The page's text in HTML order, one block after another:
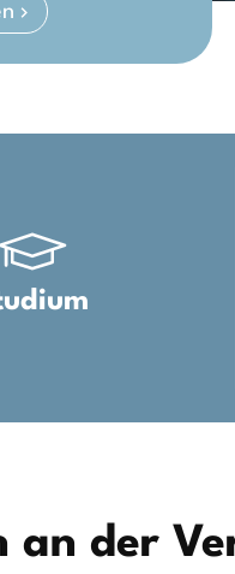
an der